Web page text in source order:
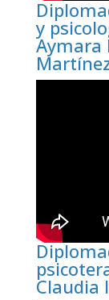
y
Aymara
Claudia